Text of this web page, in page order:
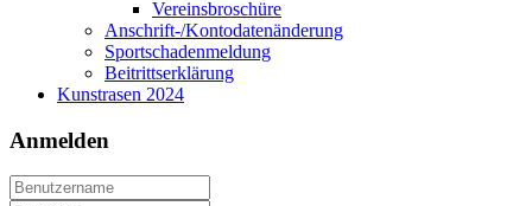
Vereinsbroschüre
Anschrift-/Kontodatenänderung
Sportschadenmeldung
Beitrittserklärung
Kunstrasen 2024
Anmelden